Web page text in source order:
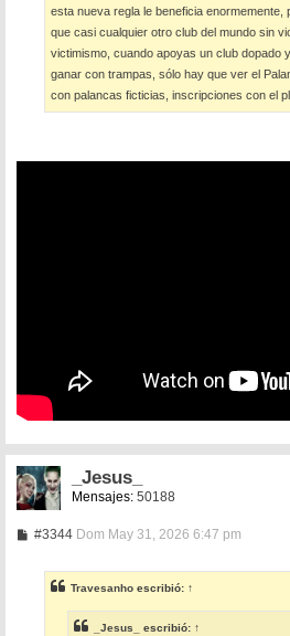
esta nueva regla le beneficia enormemente,
que casi cualquier otro club del mundo sin
victimismo, cuando apoyas un club dopado
ganar con trampas, sólo hay que ver el
con palancas ficticias, inscripciones con el
_Jesus_
Mensajes: 50188
#3344M
a
j
e
Dom May 31, 2026 6:47 pm
Travesanho escribió: ↑
_Jesus_ escribió: ↑